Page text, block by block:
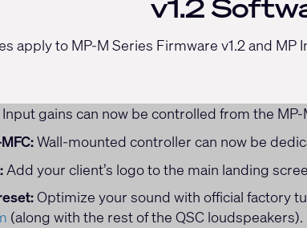
v1.2
apply to MP-M Series Firmware v1.2 and MP
Input gains can now be controlled from the
Wall-mounted controller can now be
Add your client’s logo to the main landing
Optimize your sound with official factory
(along with the rest of the QSC loudspeakers).